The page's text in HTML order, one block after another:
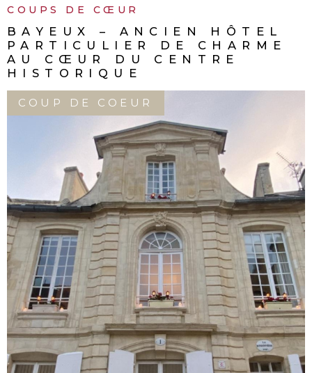
COUPS DE CŒUR
BAYEUX – ANCIEN HÔTEL
PARTICULIER DE CHARME
AU CŒUR DU CENTRE
HISTORIQUE
COUP DE COEUR